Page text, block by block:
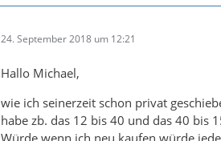
24. September 2018 um 12:21
Hallo Michael,
wie ich seinerzeit schon privat
habe zb. das 12 bis 40 und das 40 bis
Würde wenn ich neu kaufen würde